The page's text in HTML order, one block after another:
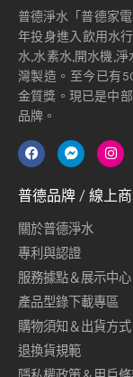
普德淨水「普德家
年投身進入飲用水
水,水素水,開水機,
灣製造。至今已有
金質獎。現已是中
品牌。
普德品牌 / 線上
關於普德淨水
專利與認證
服務據點＆展示中心
產品型錄下載專區
購物須知＆出貨方式
退換貨規範